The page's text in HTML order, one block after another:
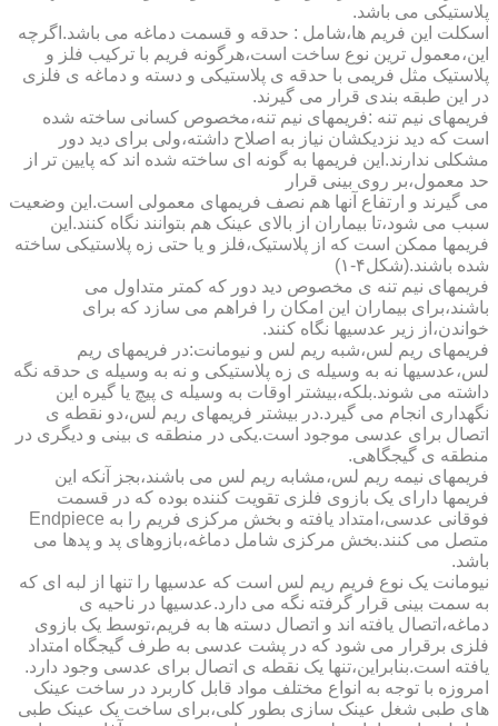
پلاستیکی می باشد.
اسکلت این فریم ها،شامل : حدقه و قسمت دماغه می باشد.اگرچه
این،معمول ترین نوع ساخت است،هرگونه فریم با ترکیب فلز و
پلاستیک مثل فریمی با حدقه ی پلاستیکی و دسته و دماغه ی فلزی
در این طبقه بندی قرار می گیرند.
فریمهای نیم تنه :فریمهای نیم تنه،مخصوص کسانی ساخته شده
است که دید نزدیکشان نیاز به اصلاح داشته،ولی برای دید دور
مشکلی ندارند.این فریمها به گونه ای ساخته شده اند که پایین تر از
حد معمول،بر روی بینی قرار
می گیرند و ارتفاع آنها هم نصف فریمهای معمولی است.این وضعیت
سبب می شود،تا بیماران از بالای عینک هم بتوانند نگاه کنند.این
فریمها ممکن است که از پلاستیک،فلز و یا حتی زه پلاستیکی ساخته
شده باشند.(شکل۴-۱)
فریمهای نیم تنه ی مخصوص دید دور که کمتر متداول می
باشند،برای بیماران این امکان را فراهم می سازد که برای
خواندن،از زیر عدسیها نگاه کنند.
فریمهای ریم لس،شبه ریم لس و نیومانت:در فریمهای ریم
لس،عدسیها نه به وسیله ی زه پلاستیکی و نه به وسیله ی حدقه نگه
داشته می شوند.بلکه،بیشتر اوقات به وسیله ی پیچ یا گیره این
نگهداری انجام می گیرد.در بیشتر فریمهای ریم لس،دو نقطه ی
اتصال برای عدسی موجود است.یکی در منطقه ی بینی و دیگری در
منطقه ی گیجگاهی.
فریمهای نیمه ریم لس،مشابه ریم لس می باشند،بجز آنکه این
فریمها دارای یک بازوی فلزی تقویت کننده بوده که در قسمت
فوقانی عدسی،امتداد یافته و بخش مرکزی فریم را به Endpiece
متصل می کنند.بخش مرکزی شامل دماغه،بازوهای پد و پدها می
باشد.
نیومانت یک نوع فریم ریم لس است که عدسیها را تنها از لبه ای که
به سمت بینی قرار گرفته نگه می دارد.عدسیها در ناحیه ی
دماغه،اتصال یافته اند و اتصال دسته ها به فریم،توسط یک بازوی
فلزی برقرار می شود که در پشت عدسی به طرف گیجگاه امتداد
یافته است.بنابراین،تنها یک نقطه ی اتصال برای عدسی وجود دارد.
امروزه با توجه به انواع مختلف مواد قابل کاربرد در ساخت عینک
های طبی شغل عینک سازی بطور کلی،برای ساخت یک عینک طبی